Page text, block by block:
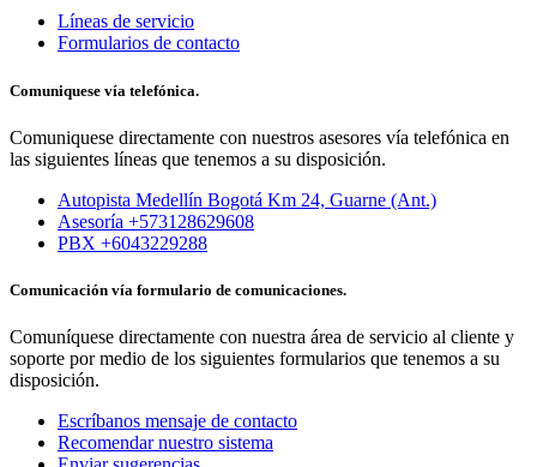
Líneas de servicio
Formularios de contacto
Comuniquese vía telefónica.
Comuniquese directamente con nuestros asesores vía telefónica en
las siguientes líneas que tenemos a su disposición.
Autopista Medellín Bogotá Km 24, Guarne (Ant.)
Asesoría +573128629608
PBX +6043229288
Comunicación vía formulario de comunicaciones.
Comuníquese directamente con nuestra área de servicio al cliente y
soporte por medio de los siguientes formularios que tenemos a su
disposición.
Escríbanos mensaje de contacto
Recomendar nuestro sistema